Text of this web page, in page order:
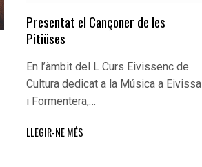
Presentat el Cançoner de les
Pitiüses
En l’àmbit del L Curs Eivissenc de
Cultura dedicat a la Música a Eivissa
i Formentera,…
LLEGIR-NE MÉS